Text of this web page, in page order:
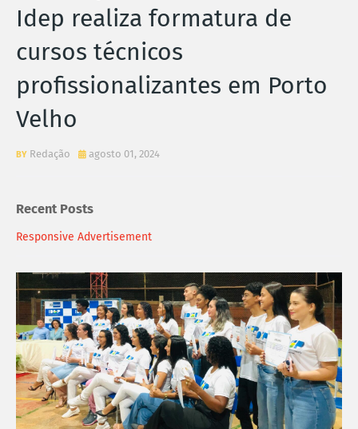
Idep realiza formatura de
cursos técnicos
profissionalizantes em Porto
Velho
Redação agosto 01, 2024
Recent Posts
Responsive Advertisement